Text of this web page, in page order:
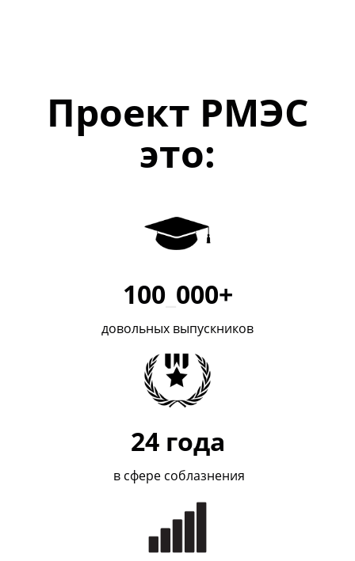
Проект РМЭС
это:
100_ 000+
довольных выпускников
24 года
в сфере соблазнения